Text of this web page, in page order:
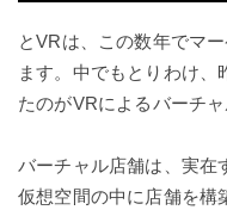
とVRは、この数年でマ
ます。中でもとりわけ、
たのがVRによるバーチャ
バーチャル店舗は、実在
仮想空間の中に店舗を構